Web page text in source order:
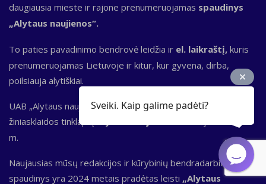
daugiausia mieste ir rajone prenumeruojamas spaudinys
„Alytaus naujienos“.
To paties pavadinimo bendrovė leidžia ir el. laikraštį, kuris
prenumeruojamas Lietuvoje ir kitur, kur gyvena, dirba,
poilsiauja alytiškiai.
UAB „Alytaus naujienos“ yra ir Dzūkijoje vieno populiariausių
žiniasklaidos tinklapių
m.
Naujausias mūsų redakcijos ir kūrybinių bendradarbių
spaudinys yra 2024 metais pradėtas leisti „Alytaus
Sveiki. Kaip galime padėti?